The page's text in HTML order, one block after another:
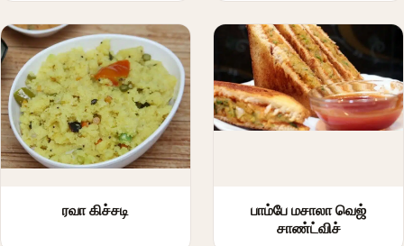
ரவா கிச்சடி
பாம்பே மசாலா வெஜ்
சாண்ட்விச்